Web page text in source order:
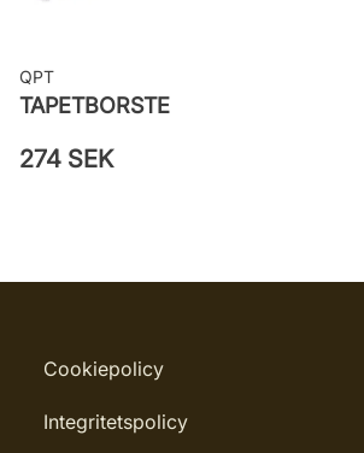
QPT
TAPETBORSTE
274 SEK
Cookiepolicy
Integritetspolicy